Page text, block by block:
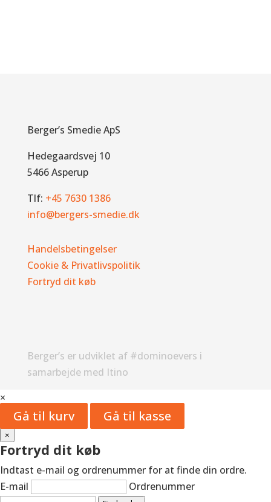
Berger’s Smedie ApS
Hedegaardsvej 10
5466 Asperup
Tlf: +45 7630 1386
info@bergers-smedie.dk
Handelsbetingelser
Cookie & Privatlivspolitik
Fortryd dit køb
Berger’s er udviklet af #dominoevers i
samarbejde med Itino
×
Gå til kurv Gå til kasse
×
Fortryd dit køb
Indtast e-mail og ordrenummer for at finde din ordre.
E-mail
Ordrenummer